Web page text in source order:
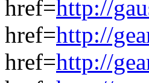
href=http://
href=http://
href=http://